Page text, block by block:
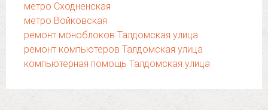
метро Сходненская
метро Войковская
ремонт моноблоков Талдомская улица
ремонт компьютеров Талдомская улица
компьютерная помощь Талдомская улица